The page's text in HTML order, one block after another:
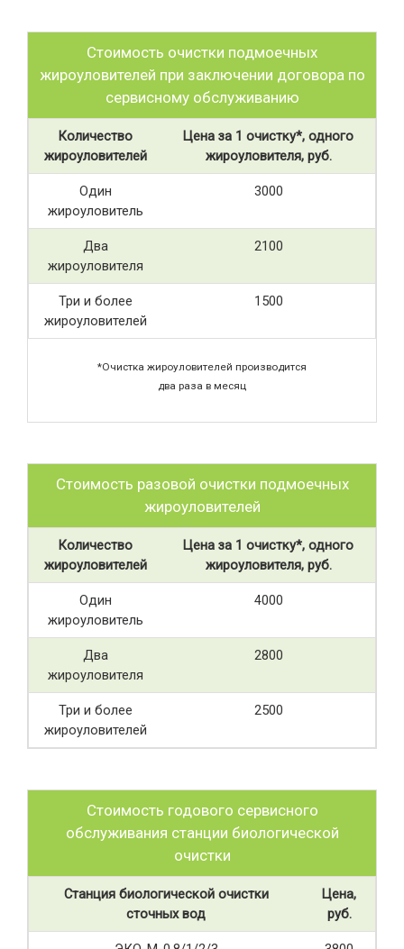
Стоимость очистки подмоечных
жироуловителей при заключении договора по
сервисному обслуживанию
Количество
жироуловителей
Цена за 1 очистку*, одного
жироуловителя, руб.
Один
жироуловитель
3000
Два
жироуловителя
2100
Три и более
жироуловителей
1500
*Очистка жироуловителей производится
два раза в месяц
Стоимость разовой очистки подмоечных
жироуловителей
Количество
жироуловителей
Цена за 1 очистку*, одного
жироуловителя, руб.
Один
жироуловитель
4000
Два
жироуловителя
2800
Три и более
жироуловителей
2500
Стоимость годового сервисного
обслуживания станции биологической
очистки
Станция биологической очистки
сточных вод
Цена,
руб.